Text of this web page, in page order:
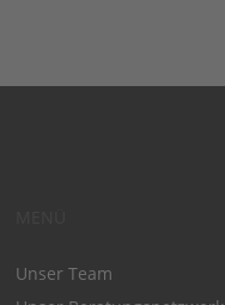
Unser Team